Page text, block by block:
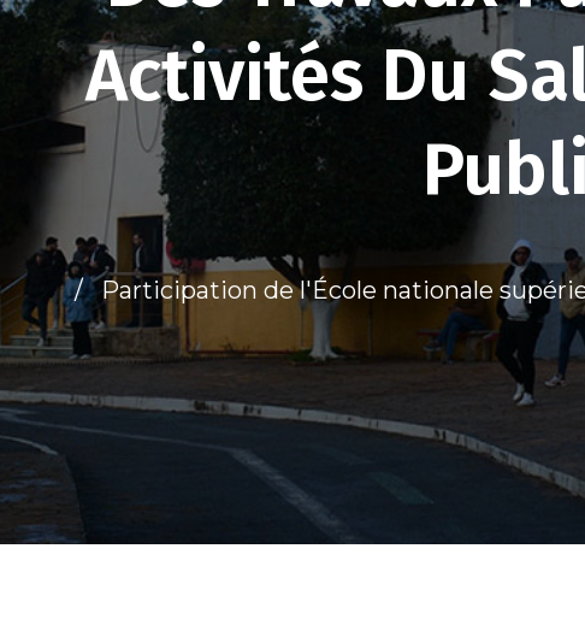
Activités Du
Participation de l'École nationale